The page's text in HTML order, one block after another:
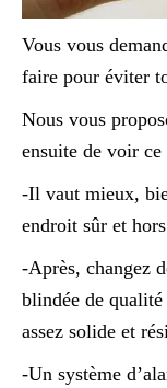
Vous vous
faire pour éviter
Nous vous
ensuite de voir
-Il vaut mieux,
endroit sûr et
-Après, changez
blindée de
assez solide et
-Un système